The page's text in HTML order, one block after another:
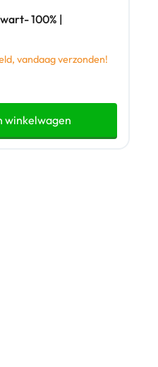
100% |
vandaag verzonden!
winkelwagen